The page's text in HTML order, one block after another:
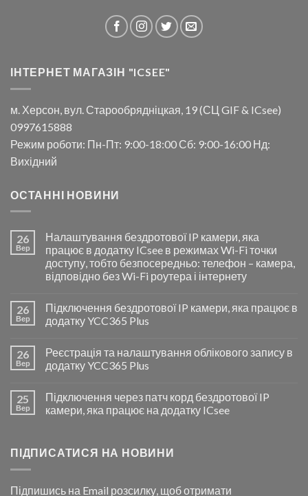
ІНТЕРНЕТ МАГАЗІН "ICSEE"
м. Херсон, вул. Старообрядніцкая, 19 (СЦ GIF & ICsee)
0997615888
Режим роботи: Пн-Пт: 9:00-18:00 Сб: 9:00-16:00 Нд:
Вихідний
ОСТАННІ НОВИНИ
26
Вер
Налаштування бездротової IP камери, яка
працює в додатку ICsee в режимах Wi-Fi точки
доступу, тобто безпосередньо: телефон – камера,
відповідно без Wi-Fi роутера і інтернету
26
Вер
Підключення бездротової IP камери, яка працює в
додатку YCC365 Plus
26
Вер
Реєстрація та налаштування облікового запису в
додатку YCC365 Plus
25
Вер
Підключення через патч корд бездротової IP
камери, яка працює на додатку ICsee
ПІДПИСАТИСЯ НА НОВИНИ
Підпишись на Email розсилку, щоб отримати